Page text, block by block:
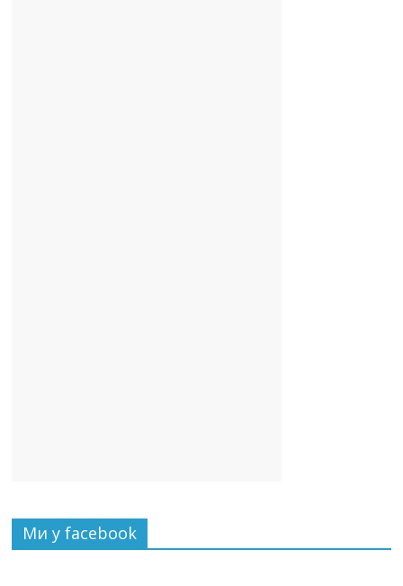
Ми у facebook